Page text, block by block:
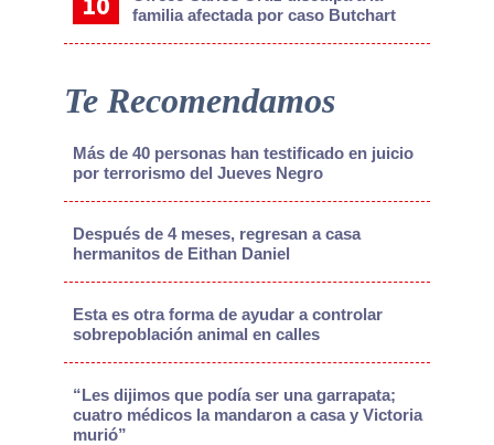
familia afectada por caso Butchart
Te Recomendamos
Más de 40 personas han testificado en juicio
por terrorismo del Jueves Negro
Después de 4 meses, regresan a casa
hermanitos de Eithan Daniel
Esta es otra forma de ayudar a controlar
sobrepoblación animal en calles
“Les dijimos que podía ser una garrapata;
cuatro médicos la mandaron a casa y Victoria
murió”